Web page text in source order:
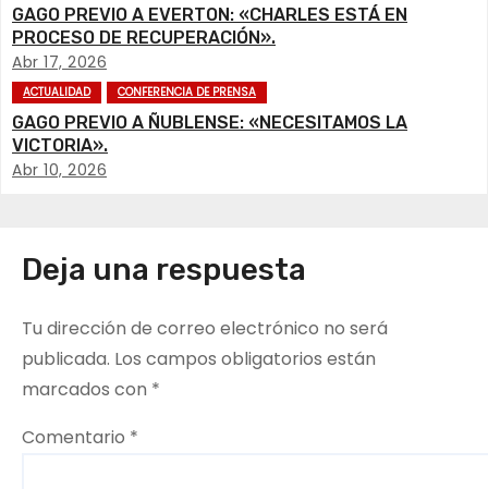
c
ó
n
GAGO PREVIO A EVERTON: «CHARLES ESTÁ EN
PROCESO DE RECUPERACIÓN».
Abr 17, 2026
ACTUALIDAD CONFERENCIA DE PRENSA
GAGO PREVIO A ÑUBLENSE: «NECESITAMOS LA
VICTORIA».
Abr 10, 2026
Deja una respuesta
Tu dirección de correo electrónico no será
publicada. Los campos obligatorios están
marcados con *
Comentario *